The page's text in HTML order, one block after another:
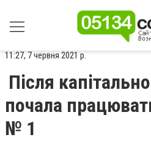
11:27, 7 червня 2021 р.
Після
почала
№ 1